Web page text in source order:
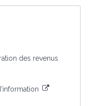
des revenus